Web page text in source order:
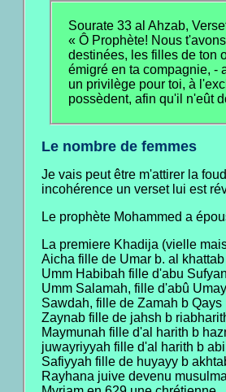
Sourate 33 al Ahzab,
« Ô Prophète! Nous
destinées, les filles de ton
émigré en ta compagnie, -
un privilège pour toi, à
possèdent, afin qu'il n'eût
Le nombre de femmes
Je vais peut être m'attirer la
incohérence un verset lui est
Le prophète Mohammed a
La premiere Khadija (vielle
Aicha fille de Umar b. al khattab
Umm Habibah fille d'abu
Umm Salamah, fille d'abû
Sawdah, fille de Zamah b Qays
Zaynab fille de jahsh b
Maymunah fille d'al harith b
juwayriyyah fille d'al harith b
Safiyyah fille de huyayy b
Rayhana juive devenu